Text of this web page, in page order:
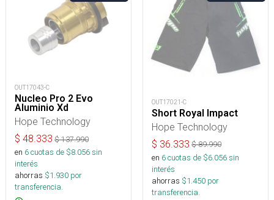
OUT17043-C
Nucleo Pro 2 Evo
Aluminio Xd
Hope Technology
$ 48.333 $137.990
en 6cuotas de $8.056sin
interés
ahorras $1.930 por
transferencia.
OUT17021-C
Short Royal Impact
Hope Technology
$ 36.333 $89.990
en 6cuotas de $6.056sin
interés
ahorras $1.450 por
transferencia.